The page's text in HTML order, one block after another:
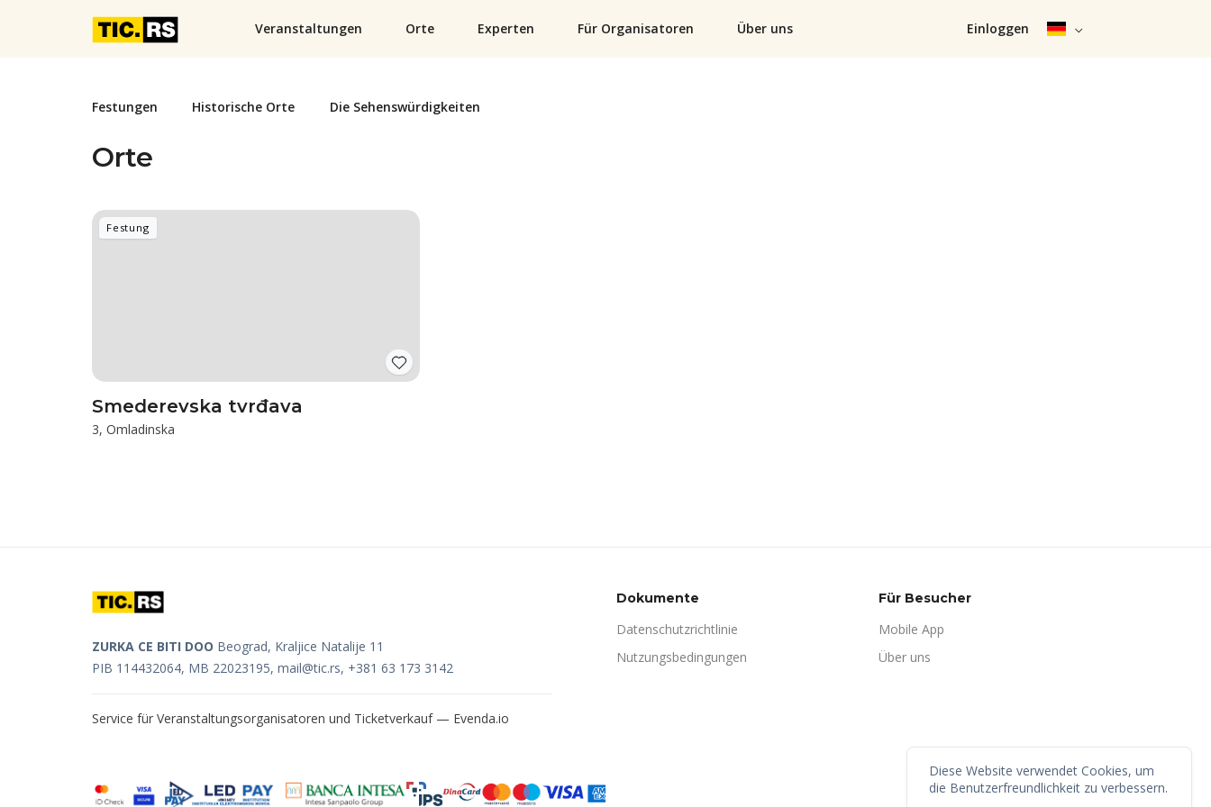
Veranstaltungen Orte Experten Für Organisatoren Über uns Einloggen
Festungen Historische Orte Die Sehenswürdigkeiten
Orte
Festung
Smederevska tvrđava
3, Omladinska
ZURKA CE BITI DOO Beograd, Kraljice Natalije 11
PIB 114432064, MB 22023195, mail@tic.rs, +381 63 173 3142
Service für Veranstaltungsorganisatoren und Ticketverkauf — Evenda.io
Dokumente
Datenschutzrichtlinie
Nutzungsbedingungen
Für Besucher
Mobile App
Über uns
Diese Website verwendet Cookies, um
die Benutzerfreundlichkeit zu verbessern.